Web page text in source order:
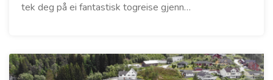
tek deg på ei fantastisk togreise gjenn…